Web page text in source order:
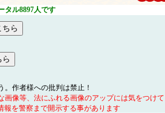
タル8897人です
作者様への批判は禁止！
画像等、法にふれる画像のアップには気をつけ
報を警察まで開示する事があります